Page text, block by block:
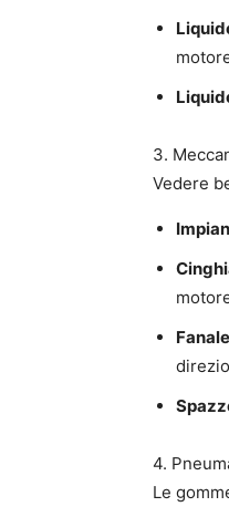
3.
Vedere
4.
Le